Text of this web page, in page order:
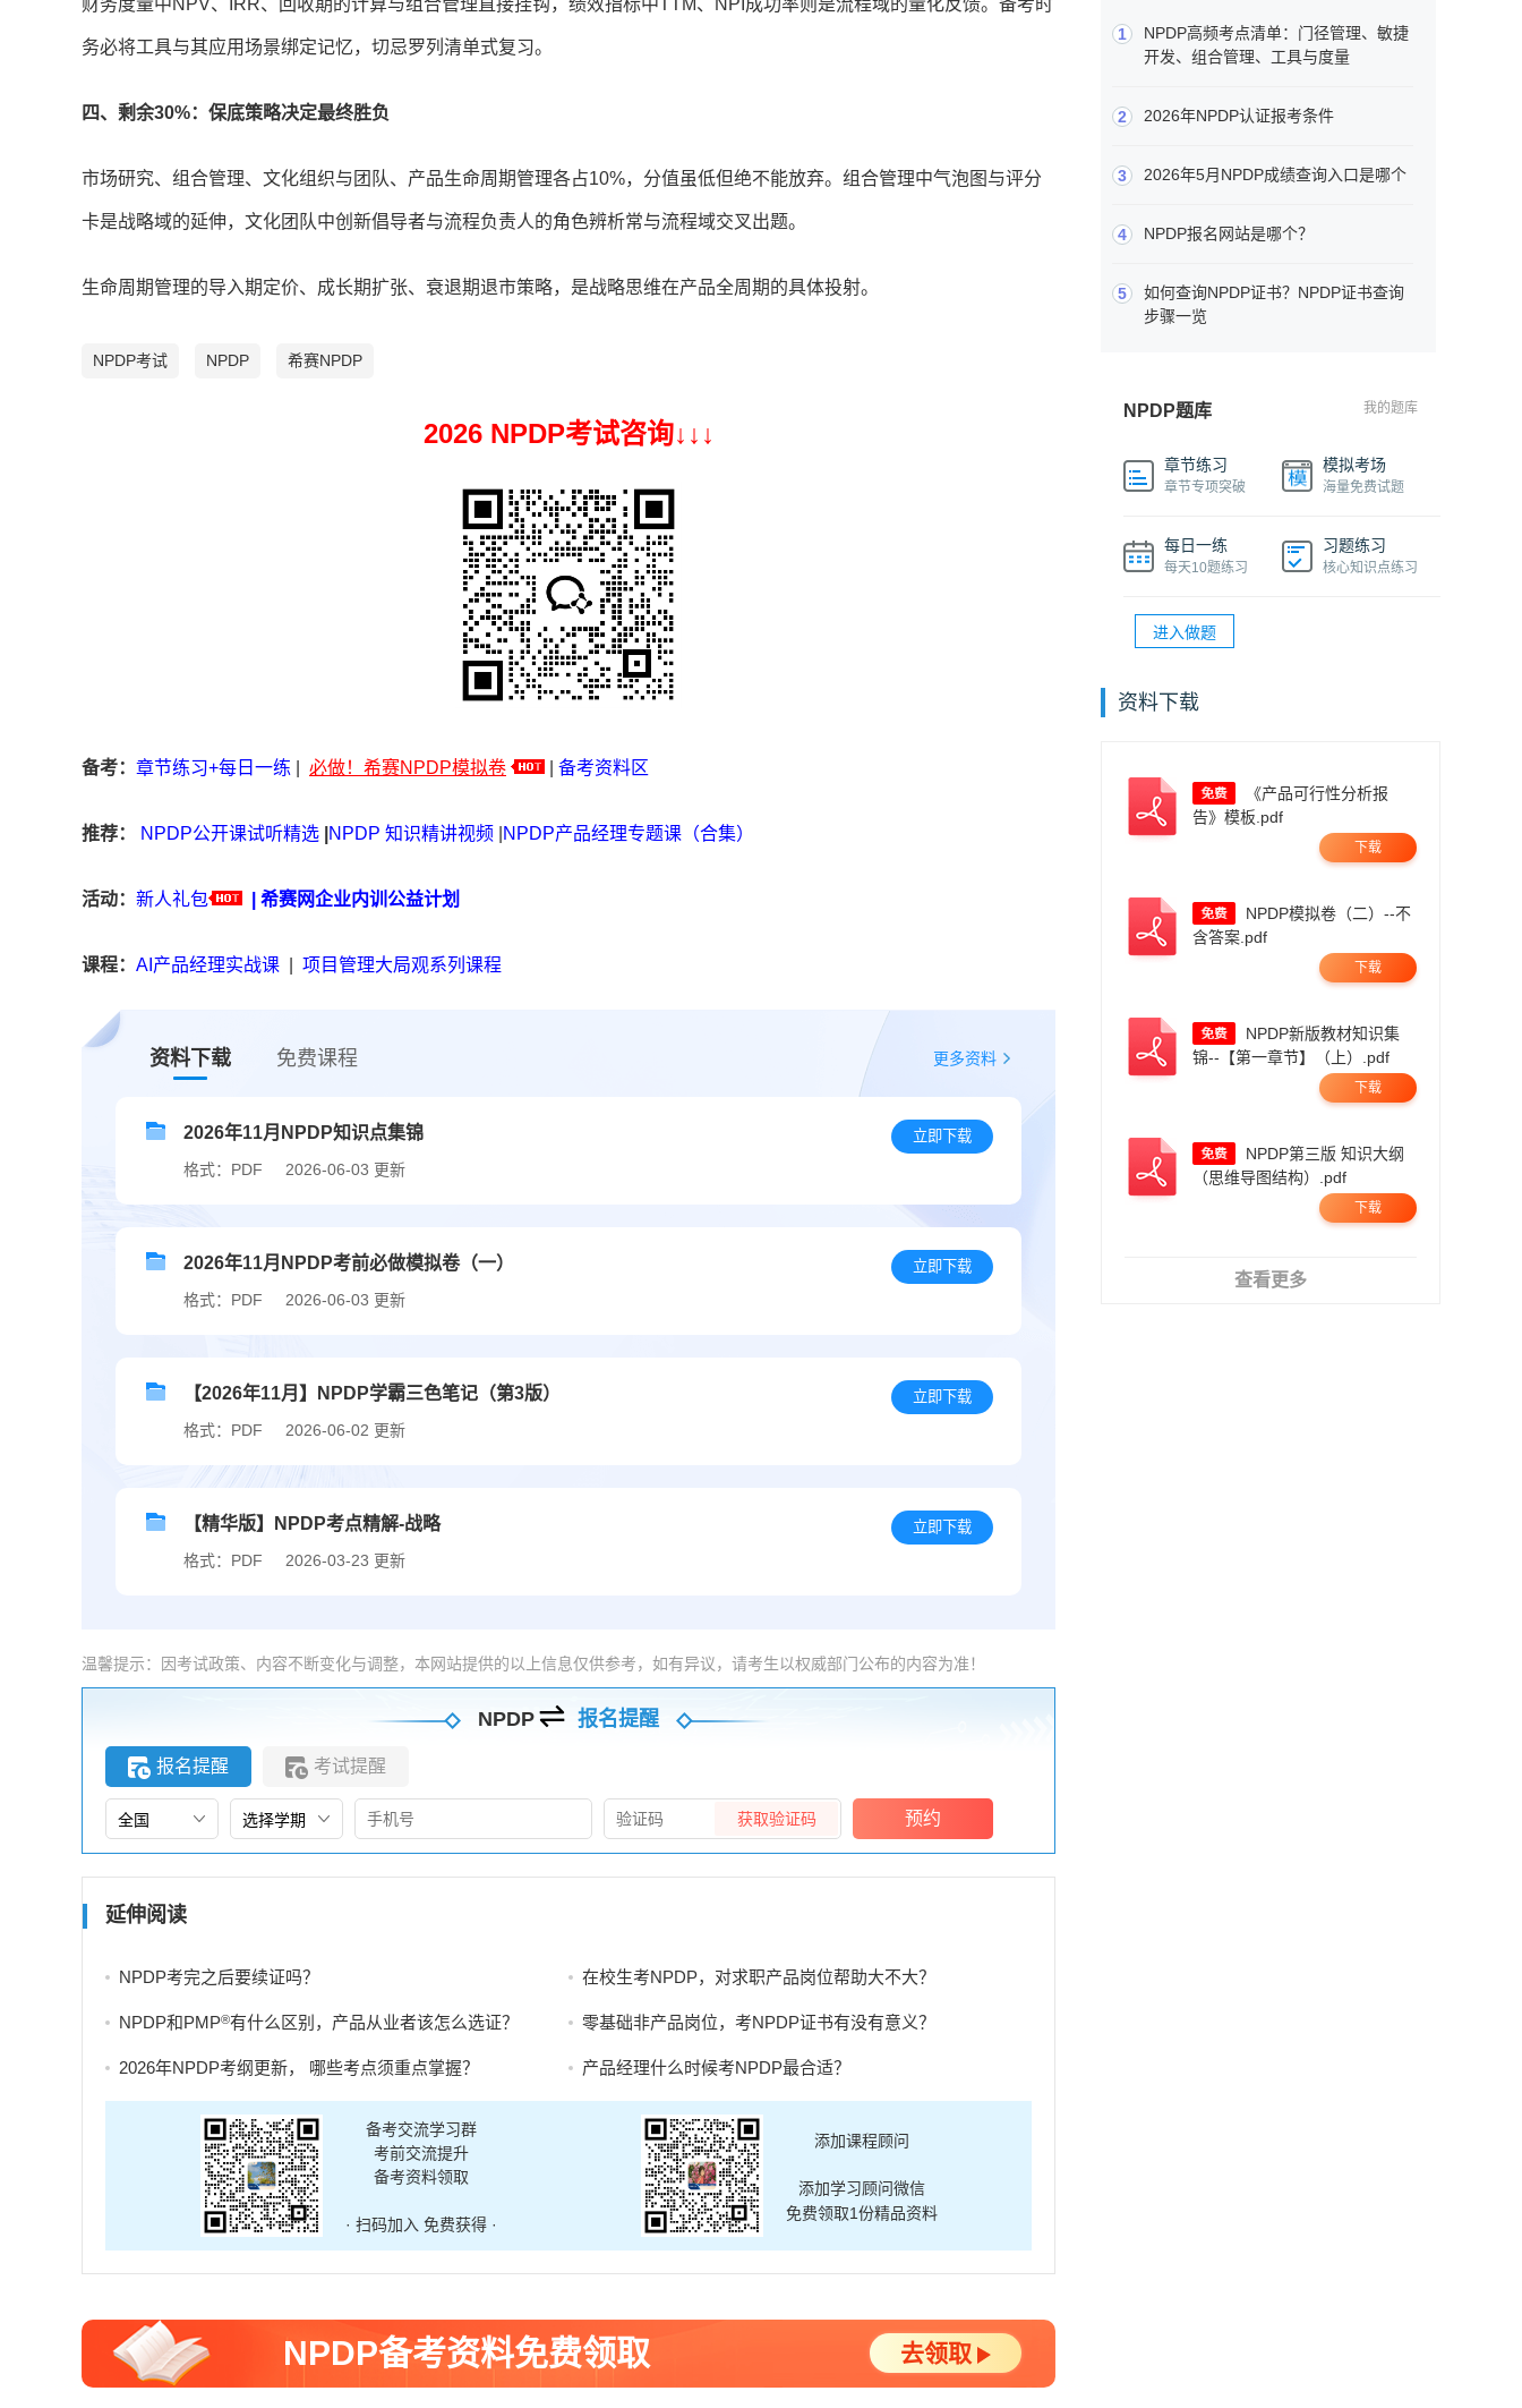
财务度量中NPV、IRR、回收期的计算与组合管理直接挂钩，绩效指标中TTM、NPI成功率则是流程域的量化反馈。备考时
务必将工具与其应用场景绑定记忆，切忌罗列清单式复习。
四、剩余30%：保底策略决定最终胜负
市场研究、组合管理、文化组织与团队、产品生命周期管理各占10%，分值虽低但绝不能放弃。组合管理中气泡图与评分
卡是战略域的延伸，文化团队中创新倡导者与流程负责人的角色辨析常与流程域交叉出题。
生命周期管理的导入期定价、成长期扩张、衰退期退市策略，是战略思维在产品全周期的具体投射。
NPDP考试 NPDP 希赛NPDP
2026 NPDP考试咨询↓ ↓ ↓
备考： 章节练习+每日一练 必做！希赛NPDP模拟卷 备考资料区
推荐： NPDP公开课试听精选 NPDP 知识精讲视频 NPDP产品经理专题课（合集）
活动： 新人礼包 希赛网企业内训公益计划
课程： AI产品经理实战课 项目管理大局观系列课程
资料下载 免费课程 更多资料
2026年11月NPDP知识点集锦
格式：PDF 2026-06-03 更新
立即下载
2026年11月NPDP考前必做模拟卷（一）
格式：PDF 2026-06-03 更新
立即下载
【2026年11月】NPDP学霸三色笔记（第3版）
格式：PDF 2026-06-02 更新
立即下载
【精华版】NPDP考点精解-战略
格式：PDF 2026-03-23 更新
立即下载
温馨提示：因考试政策、内容不断变化与调整，本网站提供的以上信息仅供参考，如有异议，请考生以权威部门公布的内容为准！
NPDP 报名提醒
报名提醒 考试提醒
获取验证码 预约
延伸阅读
NPDP考完之后要续证吗？ 在校生考NPDP，对求职产品岗位帮助大不大？
NPDP和PMP®有什么区别，产品从业者该怎么选证？ 零基础非产品岗位，考NPDP证书有没有意义？
2026年NPDP考纲更新， 哪些考点须重点掌握？ 产品经理什么时候考NPDP最合适？
备考交流学习群
考前交流提升
备考资料领取
· 扫码加入 免费获得 ·
添加课程顾问
添加学习顾问微信
免费领取1份精品资料
NPDP备考资料免费领取 去领取
1
NPDP高频考点清单：门径管理、敏捷
开发、组合管理、工具与度量
2 2026年NPDP认证报考条件
3 2026年5月NPDP成绩查询入口是哪个
4 NPDP报名网站是哪个？
5
如何查询NPDP证书？NPDP证书查询
步骤一览
NPDP题库 我的题库
章节练习
章节专项突破
模拟考场
海量免费试题
每日一练
每天10题练习
习题练习
核心知识点练习
进入做题
资料下载
告》模板.pdf
下载
含答案.pdf
下载
锦--【第一章节】（上）.pdf
下载
（思维导图结构）.pdf
下载
查看更多